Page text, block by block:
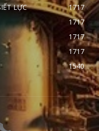
LỰC
1717
1717
1717
1717
1540